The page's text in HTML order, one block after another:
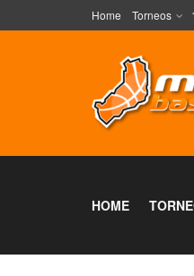
Home Torneos
HOME